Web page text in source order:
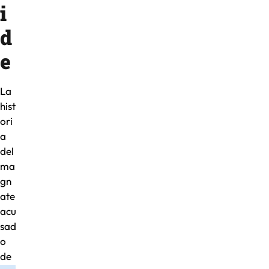
i
d
e
La
hist
ori
a
del
ma
gn
ate
acu
sad
o
de